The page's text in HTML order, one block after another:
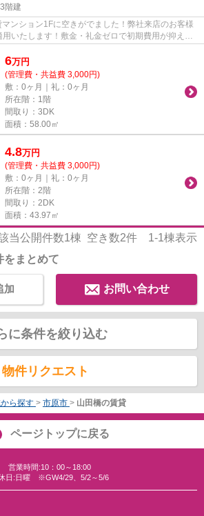
階建
ンション1Fに空きがでました！弊社来店のお客様
いたします！敷金・礼金ゼロで初期費用が抑えら
合わ...
6万円
(管理費・共益費 3,000円)
敷：0ヶ月｜礼：0ヶ月
所在階：1階
間取り：3DK
面積：58.00㎡
4.8万円
(管理費・共益費 3,000円)
敷：0ヶ月｜礼：0ヶ月
所在階：2階
間取り：2DK
面積：43.97㎡
当公開件数1棟 空き数2件 1-1棟表示
をまとめて
お問い合わせ
加
に条件を絞り込む
物件リクエスト
ら探す > 市原市 > 山田橋の賃貸
ページトップに戻る
営業時間:10：00～18:00
日:日曜 ※GW4/29、5/2～5/6